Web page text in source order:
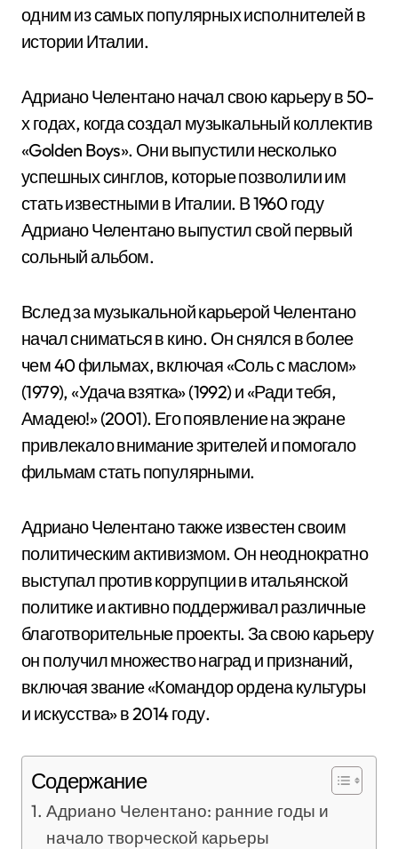
одним из самых популярных исполнителей в
истории Италии.
Адриано Челентано начал свою карьеру в 50-
х годах, когда создал музыкальный коллектив
«Golden Boys». Они выпустили несколько
успешных синглов, которые позволили им
стать известными в Италии. В 1960 году
Адриано Челентано выпустил свой первый
сольный альбом.
Вслед за музыкальной карьерой Челентано
начал сниматься в кино. Он снялся в более
чем 40 фильмах, включая «Соль с маслом»
(1979), «Удача взятка» (1992) и «Ради тебя,
Амадею!» (2001). Его появление на экране
привлекало внимание зрителей и помогало
фильмам стать популярными.
Адриано Челентано также известен своим
политическим активизмом. Он неоднократно
выступал против коррупции в итальянской
политике и активно поддерживал различные
благотворительные проекты. За свою карьеру
он получил множество наград и признаний,
включая звание «Командор ордена культуры
и искусства» в 2014 году.
Содержание
Адриано Челентано: ранние годы и
начало творческой карьеры